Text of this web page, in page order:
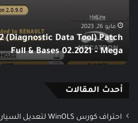
Full
Bases
02.2021
Mega
مايو 26, 2023
(Diagnostic Data Tool) Patch
Full & Bases 02.2021 – Mega
أحدث المقالات